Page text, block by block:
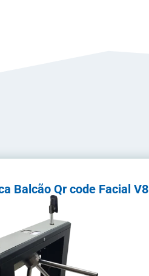
Balcão Qr code Facial V8